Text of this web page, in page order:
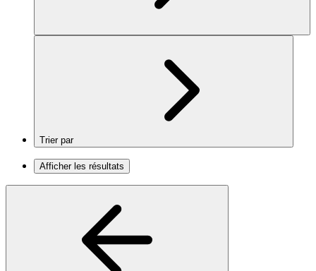
Trier par
Afficher les résultats